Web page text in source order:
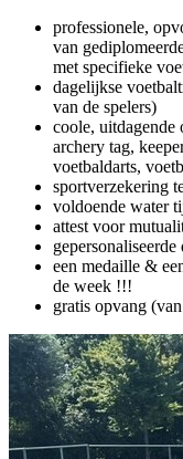
professionele,
van
met specifieke
dagelijkse
van de spelers)
coole, uitdagende
archery tag,
voetbaldarts,
sportverzekering
voldoende water
attest voor
een medaille &
de week !!!
gratis opvang